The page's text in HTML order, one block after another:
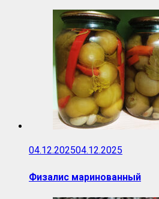
04.12.202504.12.2025
Физалис маринованный